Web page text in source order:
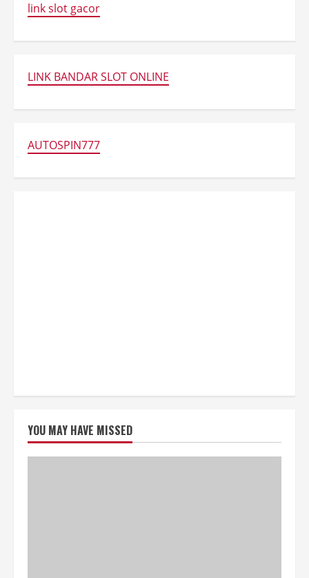
link slot gacor
LINK BANDAR SLOT ONLINE
AUTOSPIN777
YOU MAY HAVE MISSED